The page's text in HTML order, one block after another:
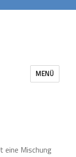
MENÜ
eine Mischung